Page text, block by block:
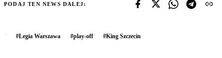
PODAJ TEN NEWS DALEJ:
#Legia Warszawa #play-off #King Szczecin